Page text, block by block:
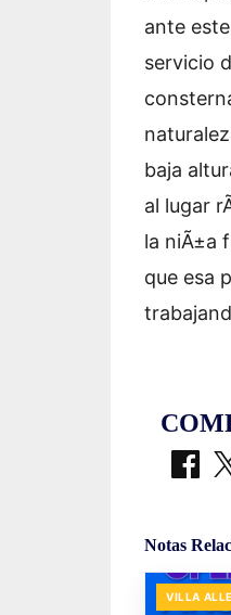
ante
servicio
baja
al lugar
la niÃ±a
que esa
Notas
VILLA